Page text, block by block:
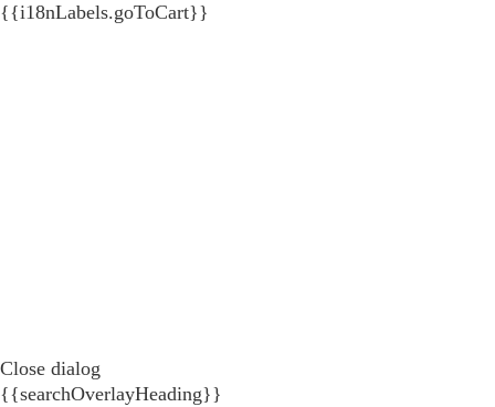
{{i18nLabels.goToCart}}
Close dialog
{{searchOverlayHeading}}